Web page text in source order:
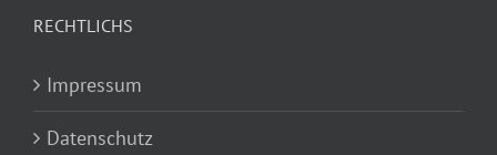
RECHTLICHS
Impressum
Datenschutz